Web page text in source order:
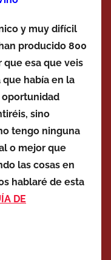
y muy difícil
producido 800
que esa que veis
había en la
oportunidad
sino
tengo ninguna
o mejor que
las cosas en
hablaré de esta
DE